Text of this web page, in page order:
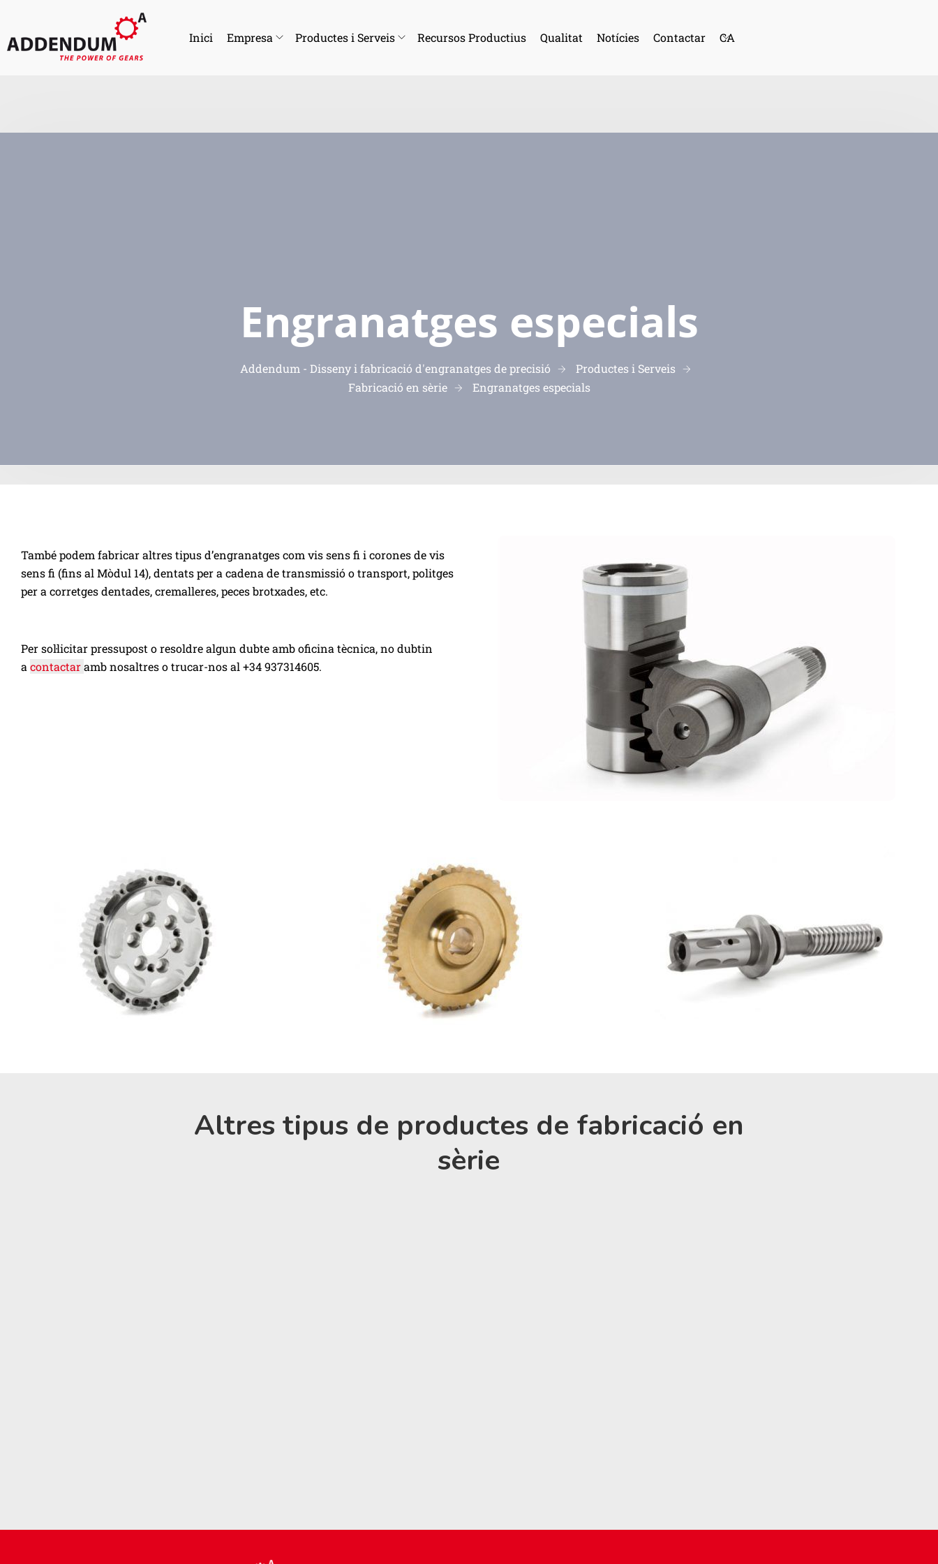
Inici Empresa Productes i Serveis Recursos Productius Qualitat Notícies Contactar CA
Engranatges especials
Addendum - Disseny i fabricació d'engranatges de precisió
Productes i Serveis
Fabricació en sèrie
Engranatges especials
També podem fabricar altres tipus d’engranatges com vis sens fi i corones de vis
sens fi (fins al Mòdul 14), dentats per a cadena de transmissió o transport, politges
per a corretges dentades, cremalleres, peces brotxades, etc.
Per sol·licitar pressupost o resoldre algun dubte amb oficina tècnica, no dubtin
a contactaramb nosaltres o trucar-nos al +34 937314605.
Altres tipus de productes de fabricació en
sèrie